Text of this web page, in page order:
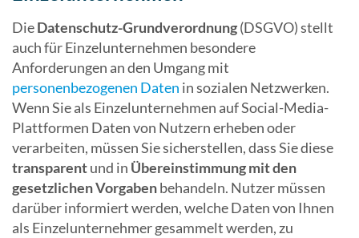
DieDatenschutz-Grundverordnung(DSGVO) stellt
auch für Einzelunternehmen besondere
Anforderungen an den Umgang mit
personenbezogenen Daten in sozialen Netzwerken.
Wenn Sie als Einzelunternehmen auf Social-Media-
Plattformen Daten von Nutzern erheben oder
verarbeiten, müssen Sie sicherstellen, dass Sie diese
transparentund in Übereinstimmung mit den
gesetzlichen Vorgabenbehandeln. Nutzer müssen
darüber informiert werden, welche Daten von Ihnen
als Einzelunternehmer gesammelt werden, zu